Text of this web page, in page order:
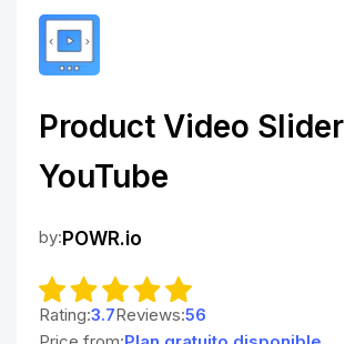
Product Video Slider |
YouTube
by: POWR.io
Rating:3.7Reviews:56